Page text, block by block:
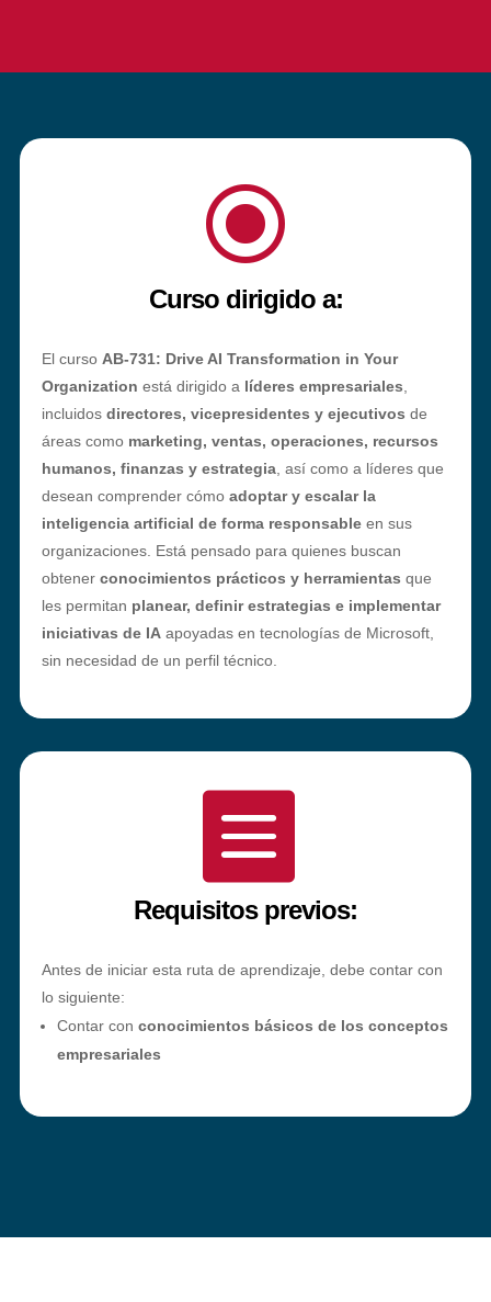
\
Curso dirigido a:
El curso AB-731: Drive AI Transformation in Your
Organization está dirigido a líderes empresariales
incluidos directores, vicepresidentes y ejecutivos de
áreas como marketing, ventas, operaciones, recursos
humanos, finanzas y estrategia, así como a líderes que
desean comprender cómo adoptar y escalar la
inteligencia artificial de forma responsableen sus
organizaciones. Está pensado para quienes buscan
obtener conocimientos prácticos y herramientas que
les permitan planear, definir estrategias e implementar
iniciativas de IAapoyadas en tecnologías de Microsoft,
sin necesidad de un perfil técnico.

Requisitos previos:
Antes de iniciar esta ruta de aprendizaje, debe contar con
lo siguiente:
Contar con conocimientos básicos de los conceptos
empresariales